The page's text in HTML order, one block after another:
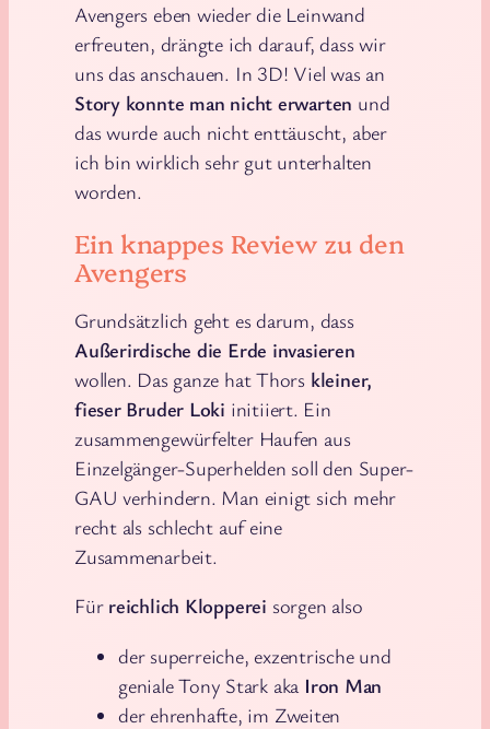
Avengers eben wieder die Leinwand
erfreuten, drängte ich darauf, dass wir
uns das anschauen. In 3D! Viel was an
Story konnte man nicht erwarten und
das wurde auch nicht enttäuscht, aber
ich bin wirklich sehr gut unterhalten
worden.
Ein knappes Review zu den
Avengers
Grundsätzlich geht es darum, dass
Außerirdische die Erde invasieren
wollen. Das ganze hat Thors kleiner,
fieser Bruder Loki initiiert. Ein
zusammengewürfelter Haufen aus
Einzelgänger-Superhelden soll den Super-
GAU verhindern. Man einigt sich mehr
recht als schlecht auf eine
Zusammenarbeit.
Für reichlich Klopperei sorgen also
der superreiche, exzentrische und
geniale Tony Stark aka Iron Man
der ehrenhafte, im Zweiten